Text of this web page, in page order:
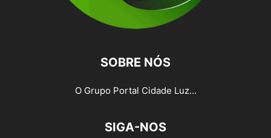
SOBRE NÓS
O Grupo Portal Cidade Luz...
SIGA-NOS